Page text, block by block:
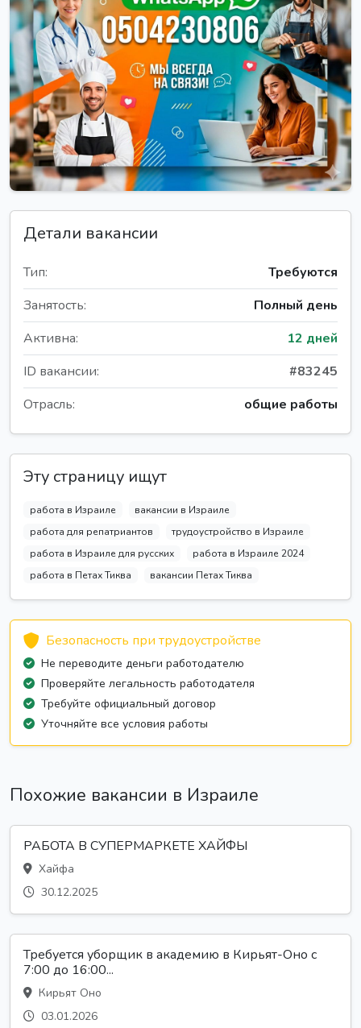
Детали вакансии
Тип:
Требуются
Занятость:
Полный день
Активна:
12 дней
ID вакансии:
#83245
Отрасль:
общие работы
Эту страницу ищут
работа в Израиле
вакансии в Израиле
работа для репатриантов
трудоустройство в Израиле
работа в Израиле для русских
работа в Израиле 2024
работа в Петах Тиква
вакансии Петах Тиква
Безопасность при трудоустройстве
Не переводите деньги работодателю
Проверяйте легальность работодателя
Требуйте официальный договор
Уточняйте все условия работы
Похожие вакансии в Израиле
РАБОТА В СУПЕРМАРКЕТЕ ХАЙФЫ
Хайфа
30.12.2025
Требуется уборщик в академию в Кирьят-Оно с
7:00 до 16:00...
Кирьят Оно
03.01.2026